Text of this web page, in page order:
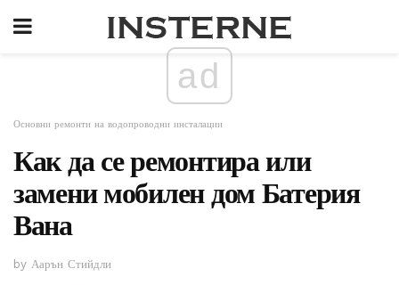
ad
Основни ремонти на водопроводни инсталации
Как да се ремонтира или
замени мобилен дом Батерия
Вана
by Аарън Стийдли